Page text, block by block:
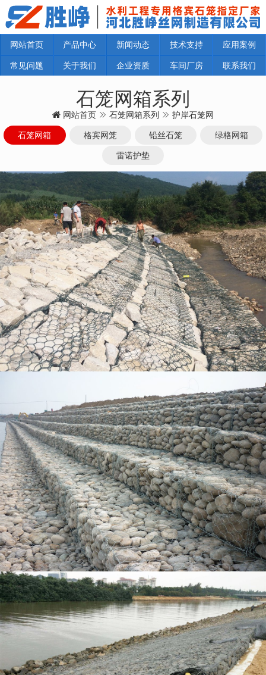
网站首页 产品中心 新闻动态 技术支持 应用案例
常见问题 关于我们 企业资质 车间厂房 联系我们
石笼网箱系列
网站首页 石笼网箱系列 护岸石笼网
石笼网箱 格宾网笼 铅丝石笼 绿格网箱
雷诺护垫